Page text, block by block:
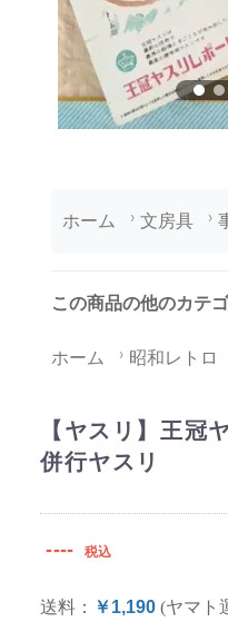
ホーム 文房具
この商品の他のカテ
ホーム 昭和レトロ
【ヤスリ】王
併行ヤスリ
---- 税込
送料： ￥1,190 (ヤマト